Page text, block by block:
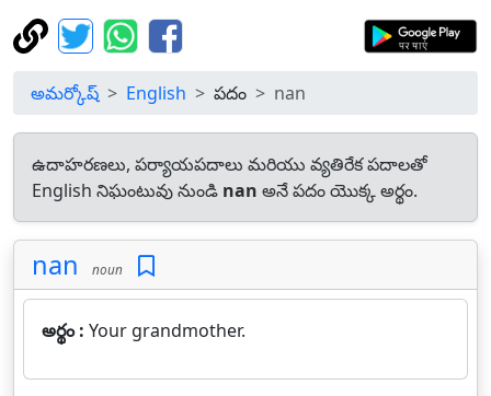
అమర్కోష్ English పదం nan
ఉదాహరణలు, పర్యాయపదాలు మరియు వ్యతిరేక పదాలతో
English నిఘంటువు నుండి nan అనే పదం యొక్క అర్థం.
nan noun
అర్థం : Your grandmother.